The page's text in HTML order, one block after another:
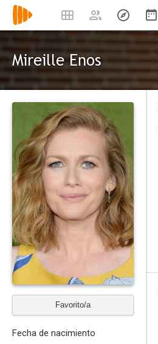
Mireille Enos
Favorito/a
Fecha de nacimiento